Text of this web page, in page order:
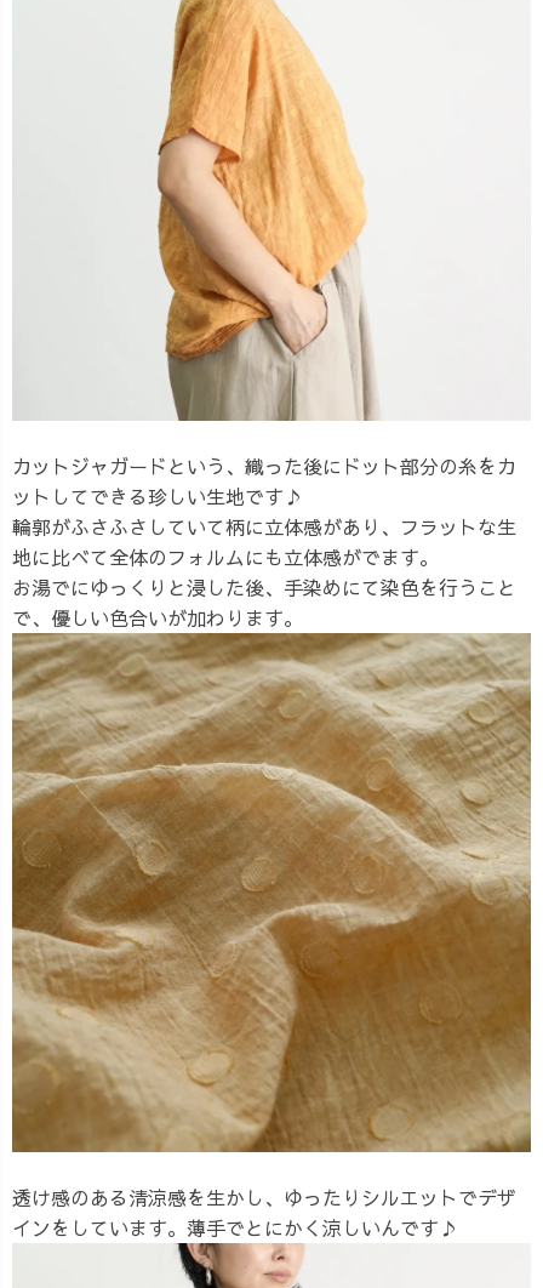
カットジャガードという、織った後にドット部分の糸をカ
ットしてできる珍しい生地です♪
輪郭がふさふさしていて柄に立体感があり、フラットな生
地に比べて全体のフォルムにも立体感がでます。
お湯でにゆっくりと浸した後、手染めにて染色を行うこと
で、優しい色合いが加わります。
透け感のある清涼感を生かし、ゆったりシルエットでデザ
インをしています。薄手でとにかく涼しいんです♪